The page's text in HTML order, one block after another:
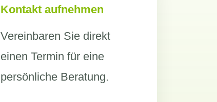
Kontakt aufnehmen
Vereinbaren Sie direkt
einen Termin für eine
persönliche Beratung.